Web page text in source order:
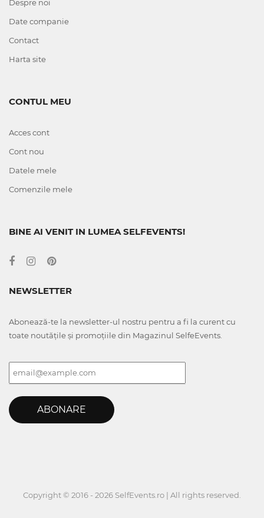
Despre noi
Date companie
Contact
Harta site
CONTUL MEU
Acces cont
Cont nou
Datele mele
Comenzile mele
BINE AI VENIT IN LUMEA SELFEVENTS!
NEWSLETTER
Abonează-te la newsletter-ul nostru pentru a fi la curent cu
toate noutățile și promoțiile din Magazinul SelfeEvents.
ABONARE
Copyright © 2016 - 2026 SelfEvents.ro | All rights reserved.